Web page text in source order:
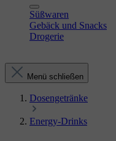
Süßwaren
Gebäck und Snacks
Drogerie
Menü schließen
Dosengetränke
Energy-Drinks